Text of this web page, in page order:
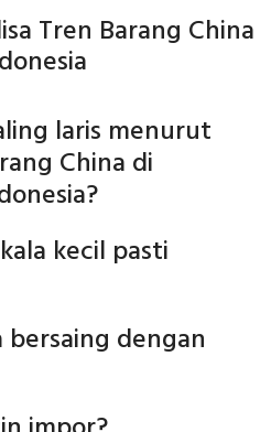
Tren Barang China
laris menurut
China di
kecil pasti
bersaing dengan